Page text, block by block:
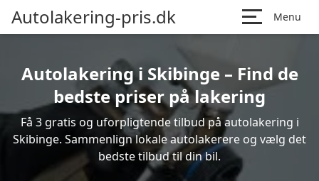
Autolakering-pris.dk Menu
Autolakering i Skibinge – Find de
bedste priser på lakering
Få 3 gratis og uforpligtende tilbud på autolakering i
Skibinge. Sammenlign lokale autolakerere og vælg det
bedste tilbud til din bil.